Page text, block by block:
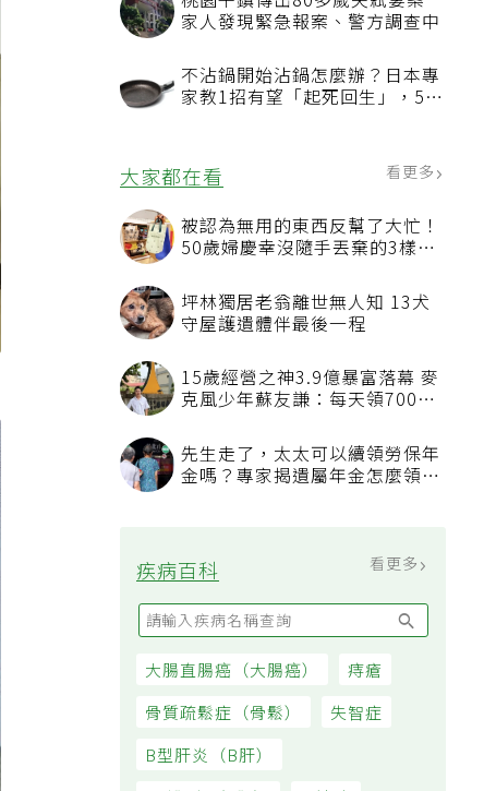
桃園平鎮傳出80多歲夫弒妻案
家人發現緊急報案、警方調查中
不沾鍋開始沾鍋怎麼辦？日本專
家教1招有望「起死回生」，5情
大家都在看
被認為無用的東西反幫了大忙！
50歲婦慶幸沒隨手丟棄的3樣物
坪林獨居老翁離世無人知 13犬
守屋護遺體伴最後一程
15歲經營之神3.9億暴富落幕 麥
過日子
先生走了，太太可以續領勞保年
疾病百科